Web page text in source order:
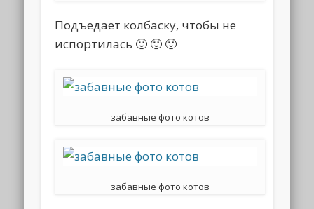
Подъедает колбаску, чтобы не
испортилась 🙂 🙂 🙂
забавные фото котов
забавные фото котов